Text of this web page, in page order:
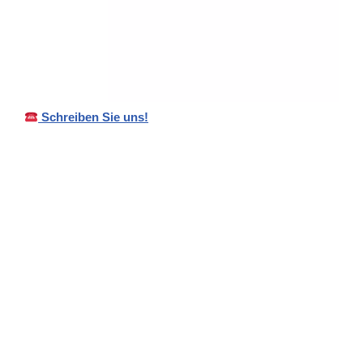
Schreiben Sie uns!